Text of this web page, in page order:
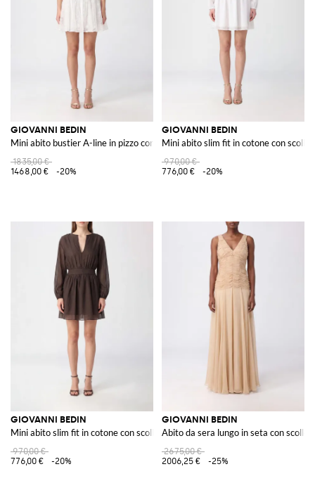
GIOVANNI BEDIN
Mini abito bustier A-line in pizzo con spalline sottili
1835,00 €
1468,00 €
-20%
GIOVANNI BEDIN
Mini abito slim fit in cotone con scollo
970,00 €
776,00 €
-20%
GIOVANNI BEDIN
Mini abito slim fit in cotone con scollo a V e maniche lunghe
970,00 €
776,00 €
-20%
GIOVANNI BEDIN
Abito da sera lungo in seta con scollo
2675,00 €
2006,25 €
-25%